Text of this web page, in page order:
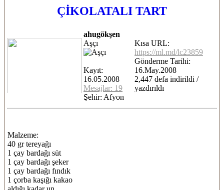
ÇİKOLATALI TART
ahugökşen
Aşçı
Kayıt:
16.05.2008
Mesajlar: 19
Şehir: Afyon
Kısa URL:
https://ml.md/lc23859
Gönderme Tarihi:
16.May.2008
2,447 defa indirildi /
yazdırıldı
Malzeme:
40 gr tereyağı
1 çay bardağı süt
1 çay bardağı şeker
1 çay bardağı fındık
1 çorba kaşığı kakao